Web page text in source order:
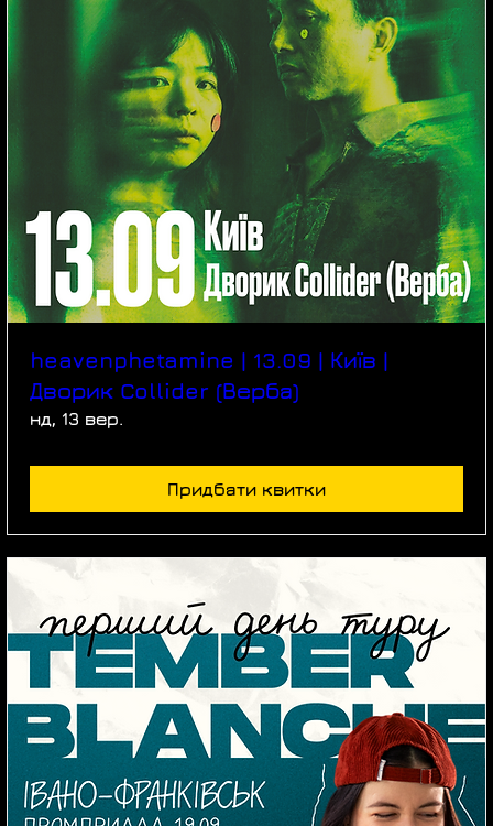
heavenphetamine | 13.09 | Київ |
Дворик Collider (Верба)
нд, 13 вер.
Придбати квитки